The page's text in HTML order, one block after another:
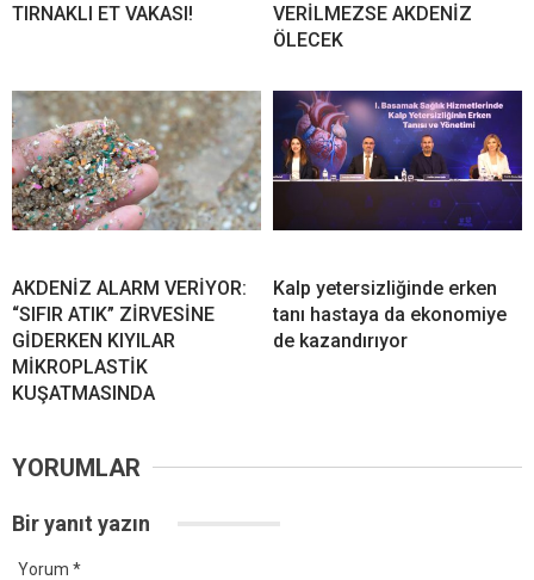
TIRNAKLI ET VAKASI!
VERİLMEZSE AKDENİZ
ÖLECEK
AKDENİZ ALARM VERİYOR:
“SIFIR ATIK” ZİRVESİNE
GİDERKEN KIYILAR
MİKROPLASTİK
KUŞATMASINDA
Kalp yetersizliğinde erken
tanı hastaya da ekonomiye
de kazandırıyor
YORUMLAR
Bir yanıt yazın
Yorum *